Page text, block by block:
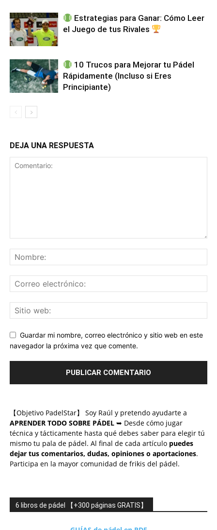
Estrategias para Ganar: Cómo Leer
el Juego de tus Rivales
10 Trucos para Mejorar tu Pádel
Rápidamente (Incluso si Eres
Principiante)
DEJA UNA RESPUESTA
Guardar mi nombre, correo electrónico y sitio web en este
navegador la próxima vez que comente.
【Objetivo PadelStar】 Soy Raúl y pretendo ayudarte a
APRENDER TODO SOBRE PÁDEL ➥ Desde cómo jugar
técnica y tácticamente hasta qué debes saber para elegir tú
mismo tu pala de pádel. Al final de cada artículo puedes
dejar tus comentarios, dudas, opiniones o aportaciones.
Participa en la mayor comunidad de frikis del pádel.
6 libros de pádel 【+300 páginas GRATIS】